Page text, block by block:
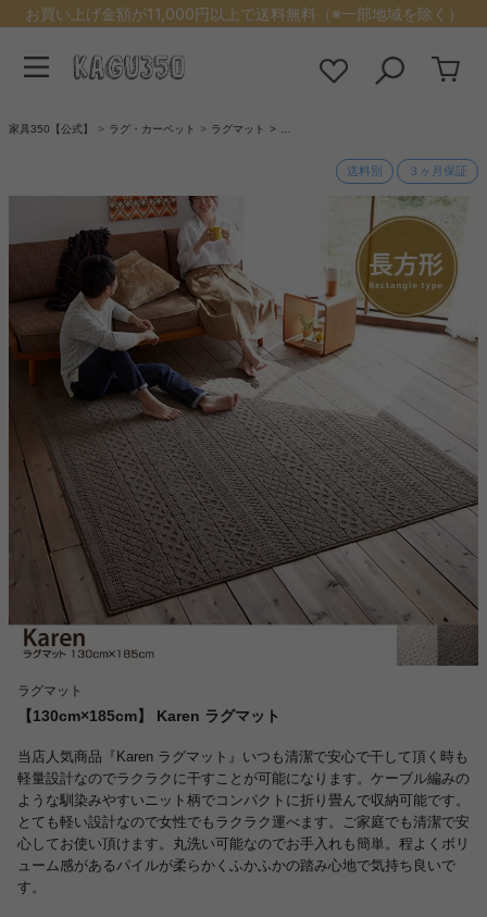
お買い上げ金額が11,000円以上で送料無料（※一部地域を除く）
家具350【公式】 ラグ・カーペット ラグマット
送料別 ３ヶ月保証
ラグマット
【130cm×185cm】 Karen ラグマット
当店人気商品『Karen ラグマット』いつも清潔で安心で干して頂く時も
軽量設計なのでラクラクに干すことが可能になります。ケーブル編みの
ような馴染みやすいニット柄でコンパクトに折り畳んで収納可能です。
とても軽い設計なので女性でもラクラク運べます。ご家庭でも清潔で安
心してお使い頂けます。丸洗い可能なのでお手入れも簡単。程よくボリ
ューム感があるパイルが柔らかくふかふかの踏み心地で気持ち良いで
す。